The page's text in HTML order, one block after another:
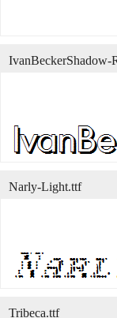
IvanBeckerShadow-
Narly-Light.ttf
Tribeca.ttf